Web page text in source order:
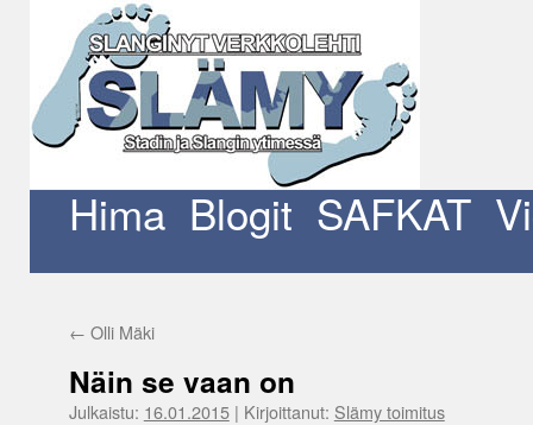
Hima Blogit SAFKAT
← Olli Mäki
Näin se vaan on
Julkaistu: 16.01.2015| Kirjoittanut: Slämy toimitus